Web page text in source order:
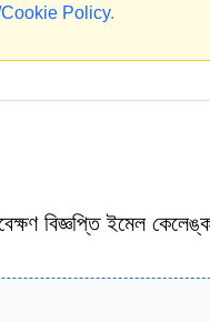
Policy.
ইমেল